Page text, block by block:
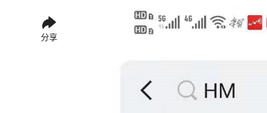
分享